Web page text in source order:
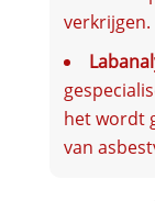
verkrijgen.
het wordt
van